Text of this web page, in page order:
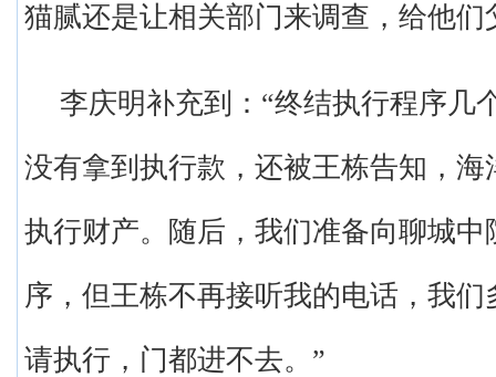
猫腻还是让相关部门来调查，给他们
李庆明补充到：“终结执行程序几
没有拿到执行款，还被王栋告知，海
执行财产。随后，我们准备向聊城中
序，但王栋不再接听我的电话，我
请执行，门都进不去。”